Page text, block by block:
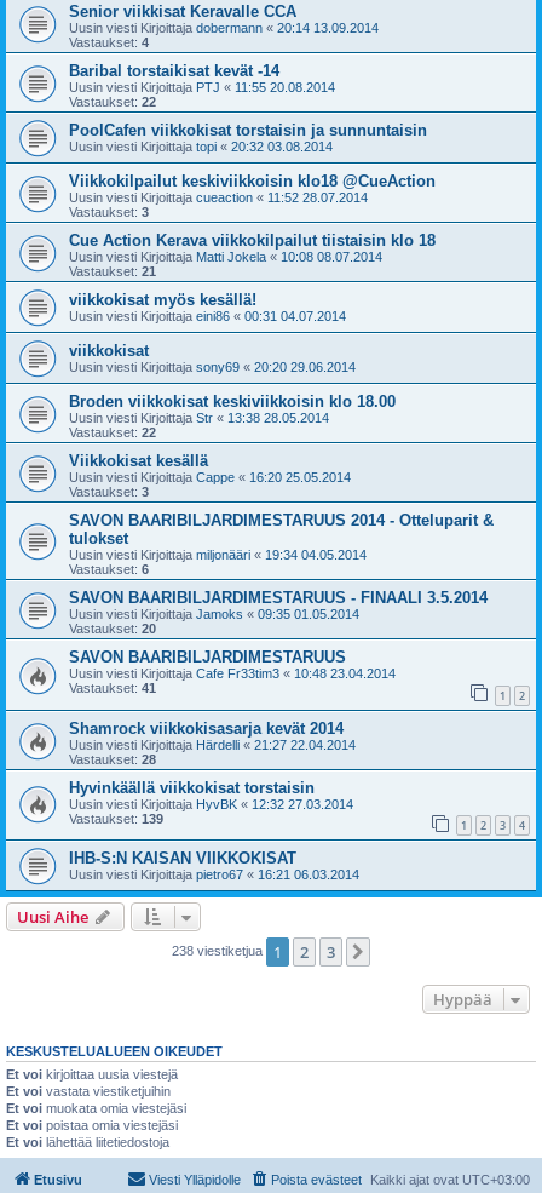
Senior viikkisat Keravalle CCA
Uusin viesti Kirjoittaja dobermann « 20:14 13.09.2014
Vastaukset: 4
Baribal torstaikisat kevät -14
Uusin viesti Kirjoittaja PTJ « 11:55 20.08.2014
Vastaukset: 22
PoolCafen viikkokisat torstaisin ja sunnuntaisin
Uusin viesti Kirjoittaja topi « 20:32 03.08.2014
Viikkokilpailut keskiviikkoisin klo18 @CueAction
Uusin viesti Kirjoittaja cueaction « 11:52 28.07.2014
Vastaukset: 3
Cue Action Kerava viikkokilpailut tiistaisin klo 18
Uusin viesti Kirjoittaja Matti Jokela « 10:08 08.07.2014
Vastaukset: 21
viikkokisat myös kesällä!
Uusin viesti Kirjoittaja eini86 « 00:31 04.07.2014
viikkokisat
Uusin viesti Kirjoittaja sony69 « 20:20 29.06.2014
Broden viikkokisat keskiviikkoisin klo 18.00
Uusin viesti Kirjoittaja Str « 13:38 28.05.2014
Vastaukset: 22
Viikkokisat kesällä
Uusin viesti Kirjoittaja Cappe « 16:20 25.05.2014
Vastaukset: 3
SAVON BAARIBILJARDIMESTARUUS 2014 - Otteluparit &
tulokset
Uusin viesti Kirjoittaja miljonääri « 19:34 04.05.2014
Vastaukset: 6
SAVON BAARIBILJARDIMESTARUUS - FINAALI 3.5.2014
Uusin viesti Kirjoittaja Jamoks « 09:35 01.05.2014
Vastaukset: 20
SAVON BAARIBILJARDIMESTARUUS
Uusin viesti Kirjoittaja Cafe Fr33tim3 « 10:48 23.04.2014
Vastaukset: 41 1 2
Shamrock viikkokisasarja kevät 2014
Uusin viesti Kirjoittaja Härdelli « 21:27 22.04.2014
Vastaukset: 28
Hyvinkäällä viikkokisat torstaisin
Uusin viesti Kirjoittaja HyvBK « 12:32 27.03.2014
Vastaukset: 139 1 2 3 4
IHB-S:N KAISAN VIIKKOKISAT
Uusin viesti Kirjoittaja pietro67 « 16:21 06.03.2014
Uusi Aihe
238 viestiketjua 1 2 3
Hyppää
KESKUSTELUALUEEN OIKEUDET
Et voi kirjoittaa uusia viestejä
Et voi vastata viestiketjuihin
Et voi muokata omia viestejäsi
Et voi poistaa omia viestejäsi
Et voi lähettää liitetiedostoja
Etusivu Kaikki ajat ovat UTC+03:00
Poista evästeet
Viesti Ylläpidolle